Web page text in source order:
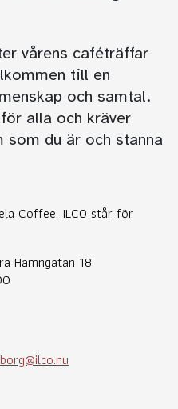
vårens caféträffar
till en
och samtal.
alla och kräver
som du är och stanna
Coffee. ILCO står för
Hamngatan 18